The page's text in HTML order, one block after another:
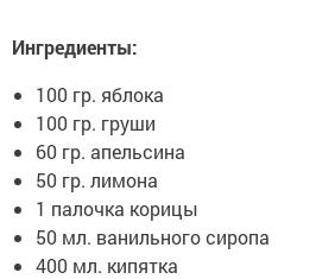
Ингредиенты:
100 гр. яблока
100 гр. груши
60 гр. апельсина
50 гр. лимона
1 палочка корицы
50 мл. ванильного сиропа
400 мл. кипятка